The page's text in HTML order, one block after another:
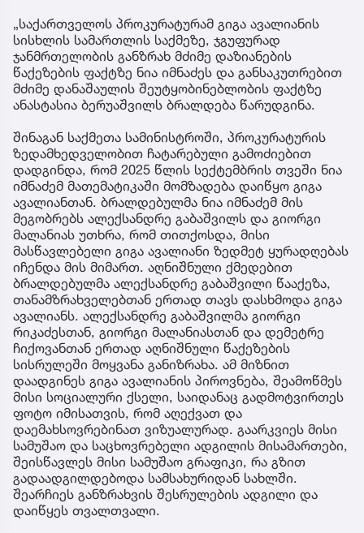
„საქართველოს პროკურატურამ გიგა ავალიანის
სისხლის სამართლის საქმეზე, ჯგუფურად
ჯანმრთელობის განზრახ მძიმე დაზიანების
წაქეზების ფაქტზე ნია იმნაძეს და განსაკუთრებით
მძიმე დანაშაულის შეუტყობინებლობის ფაქტზე
ანასტასია ბერუაშვილს ბრალდება წარუდგინა.
შინაგან საქმეთა სამინისტროში, პროკურატურის
ზედამხედველობით ჩატარებული გამოძიებით
დადგინდა, რომ 2025 წლის სექტემბრის თვეში ნია
იმნაძემ მათემატიკაში მომზადება დაიწყო გიგა
ავალიანთან. ბრალდებულმა ნია იმნაძემ მის
მეგობრებს ალექსანდრე გაბაშვილს და გიორგი
მალანიას უთხრა, რომ თითქოსდა, მისი
მასწავლებელი გიგა ავალიანი ზედმეტ ყურადღებას
იჩენდა მის მიმართ. აღნიშნული ქმედებით
ბრალდებულმა ალექსანდრე გაბაშვილი წააქეზა,
თანამზრახველებთან ერთად თავს დასხმოდა გიგა
ავალიანს. ალექსანდრე გაბაშვილმა გიორგი
რიკაძესთან, გიორგი მალანიასთან და დემეტრე
ჩიქოვანთან ერთად აღნიშნული წაქეზების
სისრულეში მოყვანა განიზრახა. ამ მიზნით
დაადგინეს გიგა ავალიანის პიროვნება, შეამოწმეს
მისი სოციალური ქსელი, საიდანაც გადმოტვირთეს
ფოტო იმისათვის, რომ აღექვათ და
დაემახსოვრებინათ ვიზუალურად. გაარკვიეს მისი
სამუშაო და საცხოვრებელი ადგილის მისამართები,
შეისწავლეს მისი სამუშაო გრაფიკი, რა გზით
გადაადგილდებოდა სამსახურიდან სახლში.
შეარჩიეს განზრახვის შესრულების ადგილი და
დაიწყეს თვალთვალი.